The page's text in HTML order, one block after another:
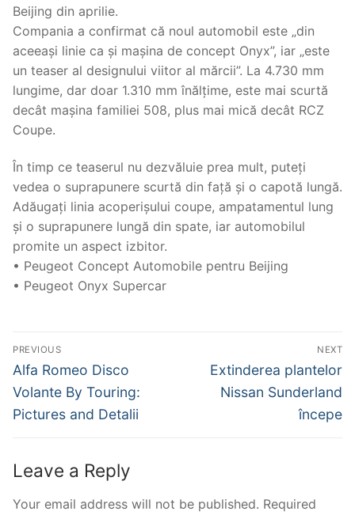
Beijing din aprilie.
Compania a confirmat că noul automobil este „din
aceeași linie ca și mașina de concept Onyx”, iar „este
un teaser al designului viitor al mărcii”. La 4.730 mm
lungime, dar doar 1.310 mm înălțime, este mai scurtă
decât mașina familiei 508, plus mai mică decât RCZ
Coupe.
În timp ce teaserul nu dezvăluie prea mult, puteți
vedea o suprapunere scurtă din față și o capotă lungă.
Adăugați linia acoperișului coupe, ampatamentul lung
și o suprapunere lungă din spate, iar automobilul
promite un aspect izbitor.
• Peugeot Concept Automobile pentru Beijing
• Peugeot Onyx Supercar
Post
navigation
PREVIOUS
Previous
post:
Alfa Romeo Disco
Volante By Touring:
Pictures and Detalii
NEXT
Next
post:
Extinderea plantelor
Nissan Sunderland
începe
Leave a Reply
Your email address will not be published. Required